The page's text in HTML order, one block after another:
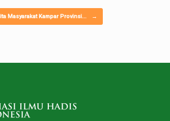
Masyarakat Kampar Provinsi… →